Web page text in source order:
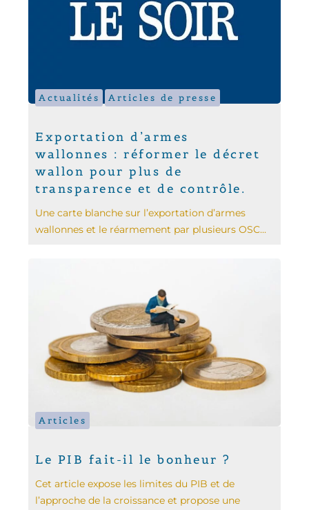
Actualités Articles de presse
Exportation d’armes
wallonnes : réformer le décret
wallon pour plus de
transparence et de contrôle.
Une carte blanche sur l’exportation d’armes
wallonnes et le réarmement par plusieurs OSC...
Articles
Le PIB fait-il le bonheur ?
Cet article expose les limites du PIB et de
l’approche de la croissance et propose une